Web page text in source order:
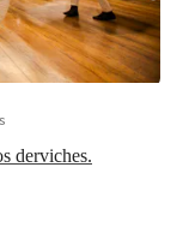
derviches.